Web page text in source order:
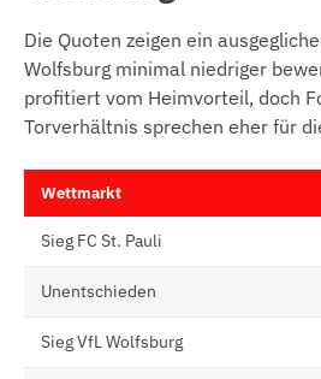
Die Quoten zeigen ein
Wolfsburg minimal niedriger
profitiert vom Heimvorteil, doch
Torverhältnis sprechen eher für
Wettmarkt
Sieg FC St. Pauli
Unentschieden
Sieg VfL Wolfsburg